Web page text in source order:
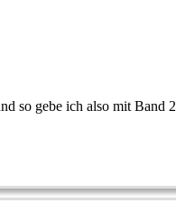
so gebe ich also mit Band